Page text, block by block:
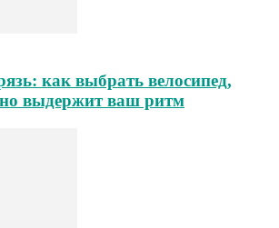
как выбрать велосипед,
выдержит ваш ритм